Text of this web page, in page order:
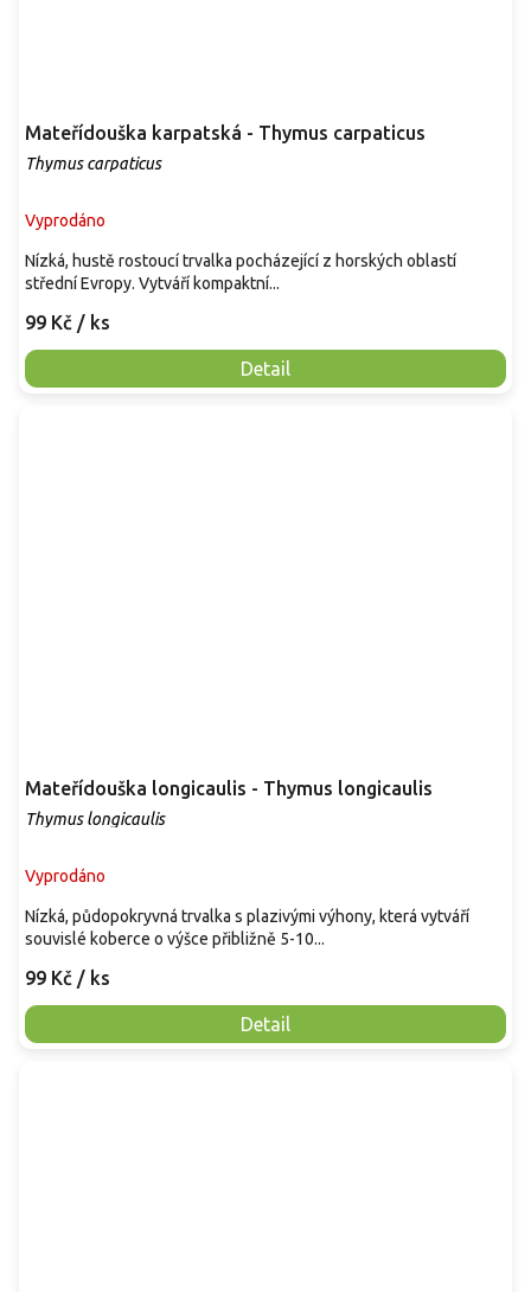
Mateřídouška karpatská - Thymus carpaticus
Thymus carpaticus
Vyprodáno
99 Kč / ks
Detail
Nízká, hustě rostoucí trvalka pocházející z horských oblastí
střední Evropy. Vytváří kompaktní...
Mateřídouška longicaulis - Thymus longicaulis
Thymus longicaulis
Vyprodáno
99 Kč / ks
Detail
Nízká, půdopokryvná trvalka s plazivými výhony, která vytváří
souvislé koberce o výšce přibližně 5-10...